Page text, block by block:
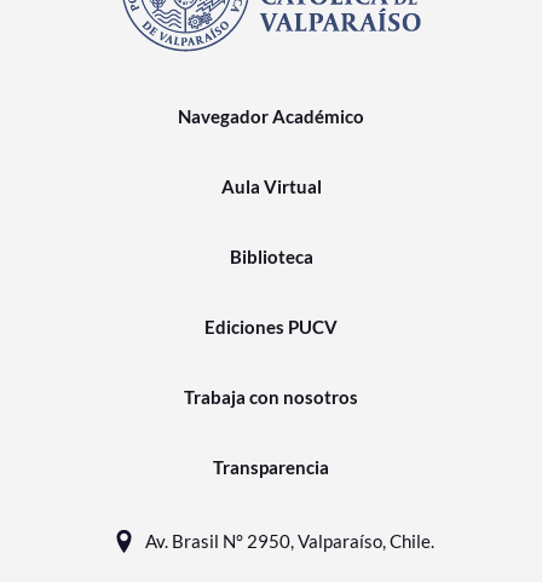
Navegador Académico
Aula Virtual
Biblioteca
Ediciones PUCV
Trabaja con nosotros
Transparencia
Av. Brasil N° 2950, Valparaíso, Chile.